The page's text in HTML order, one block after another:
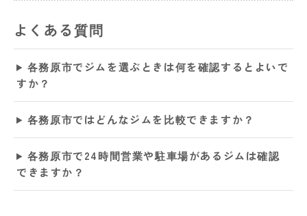
よくある質問
各務原市でジムを選ぶときは何を確認するとよいで
すか？
各務原市ではどんなジムを比較できますか？
各務原市で24時間営業や駐車場があるジムは確認
できますか？